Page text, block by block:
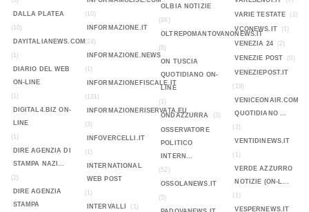
DALLA PLATEA
(10)
DAYITALIANEWS.COM
(1)
DIARIO DEL WEB
ON-LINE
(1)
DIGITAL4.BIZ ON-
LINE
(1)
DIRE AGENZIA DI
STAMPA NAZI...
(2)
DIRE AGENZIA
STAMPA
(10)
INFORMAZIONE.IT
(24)
INFORMAZIONE.NEWS
(1)
INFORMAZIONEFISCALE.IT
(131)
INFORMAZIONERISERVATA.EU
(3)
INFOVERCELLI.IT
(1)
INTERNATIONAL
WEB POST
(1)
INTERVALLI
(1)
OLBIA NOTIZIE
(88)
OLTREPOMANTOVANONEWS.IT
(8)
ON TUSCIA
QUOTIDIANO ON-
LINE
(1)
ONDAZZURRA
(3)
OSSERVATORE
POLITICO
INTERN...
(52)
OSSOLANEWS.IT
(5)
VARIE TESTATE (2)
VCONEWS.IT (1)
VENEZIA 24 (2)
VENEZIE POST (0)
VENEZIEPOST.IT
(19)
VENICEONAIR.COM
QUOTIDIANO ...
(2)
VENTIDINEWS.IT
(1)
VERDE AZZURRO
NOTIZIE (ON-L...
(1)
VESPERNEWS.IT